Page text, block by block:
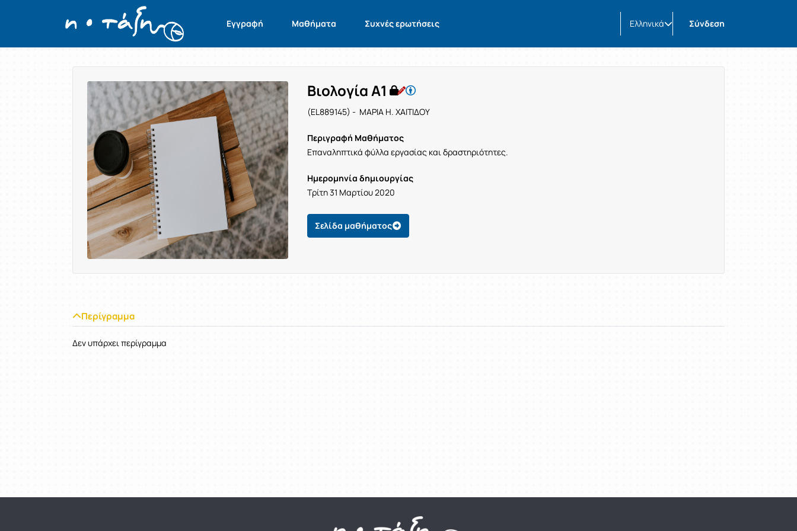
Εγγραφή Μαθήματα Συχνές ερωτήσεις Ελληνικά Σύνδεση
Παρουσίαση/Προβολή
Βιολογία Α1
(EL889145) - ΜΑΡΙΑ Η. ΧΑΙΤΙΔΟΥ
Περιγραφή Μαθήματος
Επαναληπτικά φύλλα εργασίας και δραστηριότητες.
Ημερομηνία δημιουργίας
Τρίτη 31 Μαρτίου 2020
Σελίδα μαθήματος
Περίγραμμα
Δεν υπάρχει περίγραμμα